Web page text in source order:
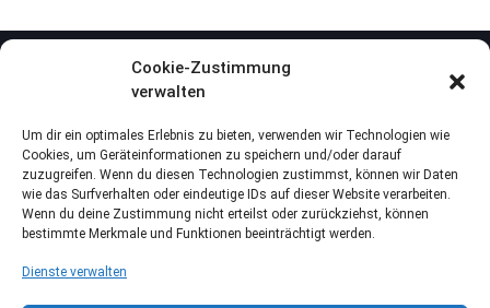
Cookie-Zustimmung
verwalten
Um dir ein optimales Erlebnis zu bieten, verwenden wir Technologien wie
Cookies, um Geräteinformationen zu speichern und/oder darauf
zuzugreifen. Wenn du diesen Technologien zustimmst, können wir Daten
wie das Surfverhalten oder eindeutige IDs auf dieser Website verarbeiten.
Wenn du deine Zustimmung nicht erteilst oder zurückziehst, können
bestimmte Merkmale und Funktionen beeinträchtigt werden.
Dienste verwalten